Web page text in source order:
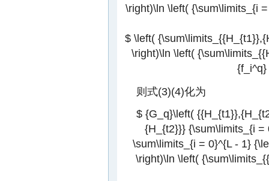
\right)\ln \left( {\sum\limits_{i
$ \left(
\right)\ln \left(
则式(3)(4)化为
$ {G_q}\left(
{H_{t2}}} {\sum\limits_{i =
\sum\limits_{i = 0}^{L - 1}
\right)\ln \left(